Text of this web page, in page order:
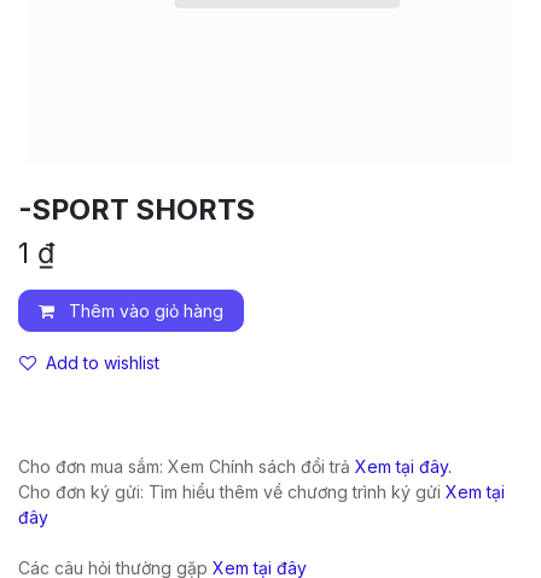
-SPORT SHORTS
1 ₫
Thêm vào giỏ hàng
Add to wishlist
Cho đơn mua sắm: Xem Chính sách đổi trả Xem tại đây.
Cho đơn ký gửi: Tìm hiểu thêm về chương trình ký gửi Xem tại
đây
Các câu hỏi thường gặp Xem tại đây